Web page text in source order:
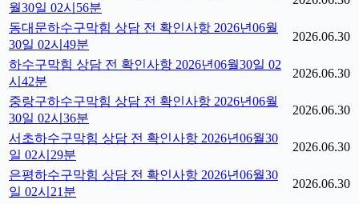
월30일 02시56분
동대문하수구막힘 상담 전 확인사항 2026년06월
30일 02시49분
2026.06.30
하수구막힘 상담 전 확인사항 2026년06월30일 02
시42분
2026.06.30
중랑구하수구막힘 상담 전 확인사항 2026년06월
30일 02시36분
2026.06.30
서초하수구막힘 상담 전 확인사항 2026년06월30
일 02시29분
2026.06.30
은평하수구막힘 상담 전 확인사항 2026년06월30
일 02시21분
2026.06.30